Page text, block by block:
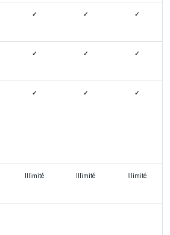
✓ ✓ ✓
✓ ✓ ✓
✓ ✓ ✓
Illimité Illimité Illimité